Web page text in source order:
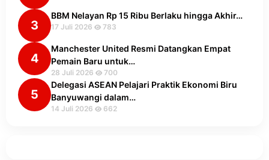
3
BBM Nelayan Rp 15 Ribu Berlaku hingga Akhir…
17 Juli 2026 783
4
Manchester United Resmi Datangkan Empat
Pemain Baru untuk…
28 Juli 2026 700
5
Delegasi ASEAN Pelajari Praktik Ekonomi Biru
Banyuwangi dalam…
14 Juli 2026 662